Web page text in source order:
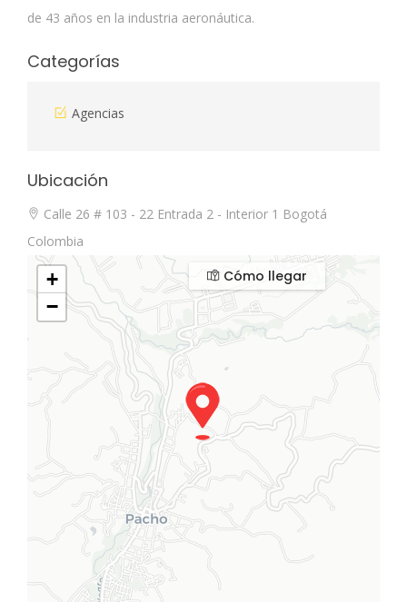
de 43 años en la industria aeronáutica.
Categorías
Agencias
Ubicación
Calle 26 # 103 - 22 Entrada 2 - Interior 1 Bogotá
Colombia
+
−
Cómo llegar